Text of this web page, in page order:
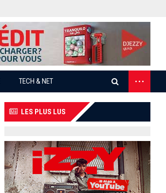
TECH & NET
...
LES PLUS LUS